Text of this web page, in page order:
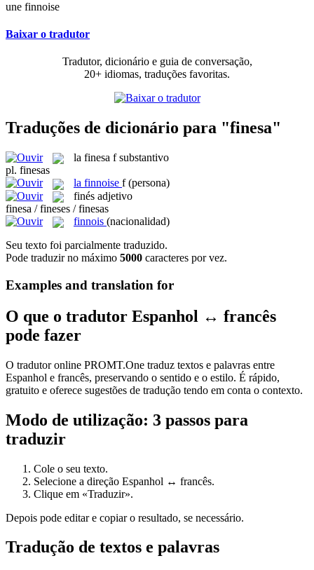
une finnoise
Baixar o tradutor
Tradutor, dicionário e guia de conversação,
20+ idiomas, traduções favoritas.
Traduções de dicionário para "finesa"
la finesa f substantivo
pl. finesas
la finnoise f (persona)
finés adjetivo
finesa / fineses / finesas
finnois (nacionalidad)
Seu texto foi parcialmente traduzido.
Pode traduzir no máximo 5000 caracteres por vez.
Examples and translation for
O que o tradutor Espanhol ↔ francês
pode fazer
O tradutor online PROMT.One traduz textos e palavras entre
Espanhol e francês, preservando o sentido e o estilo. É rápido,
gratuito e oferece sugestões de tradução tendo em conta o contexto.
Modo de utilização: 3 passos para
traduzir
Cole o seu texto.
Selecione a direção Espanhol ↔ francês.
Clique em «Traduzir».
Depois pode editar e copiar o resultado, se necessário.
Tradução de textos e palavras